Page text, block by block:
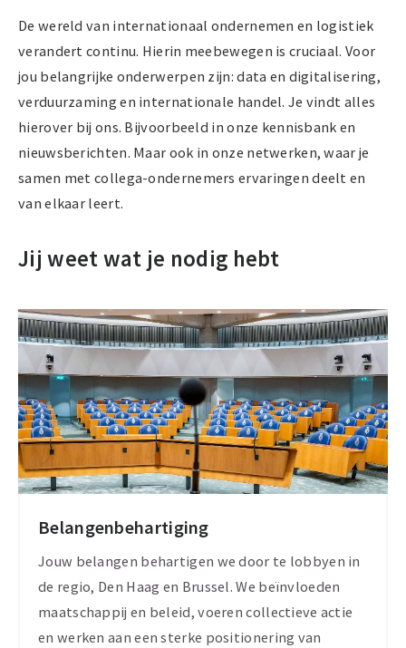
De wereld van internationaal ondernemen en logistiek
verandert continu. Hierin meebewegen is cruciaal. Voor
jou belangrijke onderwerpen zijn: data en digitalisering,
verduurzaming en internationale handel. Je vindt alles
hierover bij ons. Bijvoorbeeld in onze kennisbank en
nieuwsberichten. Maar ook in onze netwerken, waar je
samen met collega-ondernemers ervaringen deelt en
van elkaar leert.
Jij weet wat je nodig hebt
Belangenbehartiging
Jouw belangen behartigen we door te lobbyen in
de regio, Den Haag en Brussel. We beïnvloeden
maatschappij en beleid, voeren collectieve actie
en werken aan een sterke positionering van
Lobbysuccessen